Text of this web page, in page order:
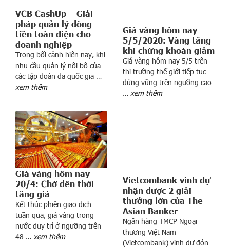
VCB CashUp – Giải
pháp quản lý dòng
tiền toàn diện cho
doanh nghiệp
Trong bối cảnh hiện nay, khi
nhu cầu quản lý nội bộ của
các tập đoàn đa quốc gia …
xem thêm
Giá vàng hôm nay
5/5/2020: Vàng tăng
khi chứng khoán giảm
Giá vàng hôm nay 5/5 trên
thị trường thế giới tiếp tục
đứng vững trên ngưỡng cao
… xem thêm
Giá vàng hôm nay
20/4: Chờ đến thời
tăng giá
Kết thúc phiên giao dịch
tuần qua, giá vàng trong
nước duy trì ở ngưỡng trên
48 … xem thêm
Vietcombank vinh dự
nhận được 2 giải
thưởng lớn của The
Asian Banker
Ngân hàng TMCP Ngoại
thương Việt Nam
(Vietcombank) vinh dự đón